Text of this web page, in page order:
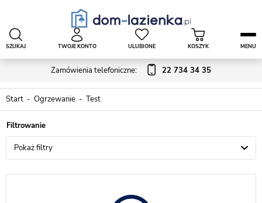
Zamówienia telefoniczne: 22 734 34 35
SZUKAJ TWOJE KONTO ULUBIONE KOSZYK MENU
Start Ogrzewanie Test
Pokaż filtry